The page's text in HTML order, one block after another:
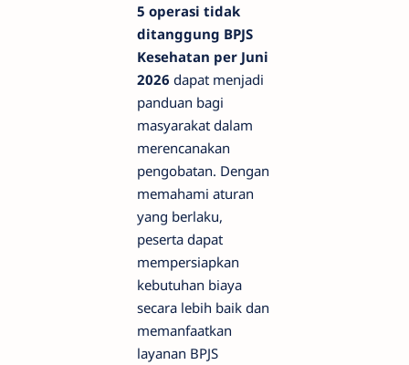
5 operasi tidak
ditanggung BPJS
Kesehatan per Juni
2026 dapat menjadi
panduan bagi
masyarakat dalam
merencanakan
pengobatan. Dengan
memahami aturan
yang berlaku,
peserta dapat
mempersiapkan
kebutuhan biaya
secara lebih baik dan
memanfaatkan
layanan BPJS